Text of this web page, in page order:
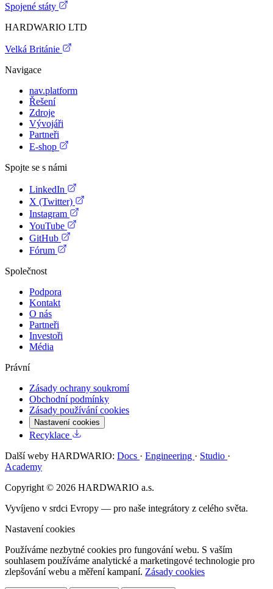
Spojené státy
HARDWARIO LTD
Velká Británie
Navigace
nav.platform
Řešení
Zdroje
Vývojáři
Partneři
E-shop
Spojte se s námi
LinkedIn
X (Twitter)
Instagram
YouTube
GitHub
Fórum
Společnost
Podpora
Kontakt
O nás
Partneři
Investoři
Média
Právní
Zásady ochrany soukromí
Obchodní podmínky
Zásady používání cookies
Nastavení cookies
Recyklace
Další weby HARDWARIO: Docs · Engineering · Studio ·
Academy
Copyright © 2026 HARDWARIO a.s.
Vyvíjeno v srdci Evropy — pro naše integrátory z celého světa.
Nastavení cookies
Používáme nezbytné cookies pro fungování webu. S vaším
souhlasem používáme analytické a marketingové technologie pro
zlepšování webu a měření kampaní. Zásady cookies